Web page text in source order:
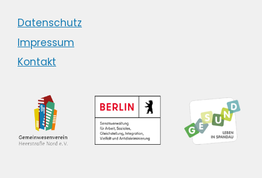
Datenschutz
Impressum
Kontakt